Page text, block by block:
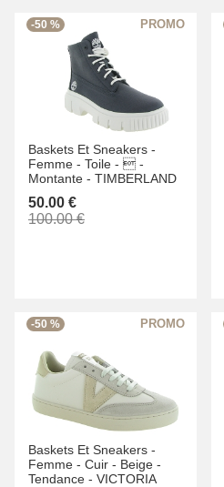
-50 %
Baskets Et Sneakers -
Femme - Toile -  -
Montante - TIMBERLAND
50.00 €
100.00 €
-50 %
Baskets Et Sneakers -
Femme - Cuir - Beige -
Tendance - VICTORIA